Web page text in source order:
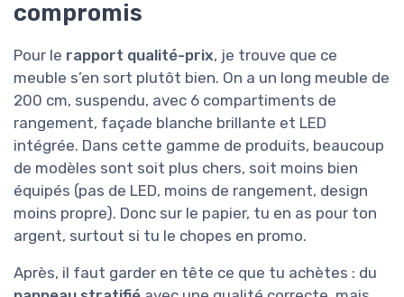
compromis
Pour le rapport qualité-prix, je trouve que ce
meuble s’en sort plutôt bien. On a un long meuble de
200 cm, suspendu, avec 6 compartiments de
rangement, façade blanche brillante et LED
intégrée. Dans cette gamme de produits, beaucoup
de modèles sont soit plus chers, soit moins bien
équipés (pas de LED, moins de rangement, design
moins propre). Donc sur le papier, tu en as pour ton
argent, surtout si tu le chopes en promo.
Après, il faut garder en tête ce que tu achètes : du